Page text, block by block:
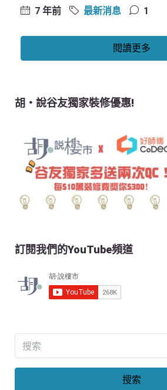
7 年前 最新消息 1
閱讀更多
胡‧說谷友獨家裝修優惠!
訂閱我們的YouTube頻道
搜索